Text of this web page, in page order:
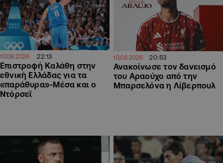
10.08.2026 22:13
Επιστροφή Καλάθη στην
εθνική Ελλάδας για τα
«παράθυρα»-Μέσα και ο
Ντόρσεϊ
10.08.2026 20:53
Ανακοίνωσε τον δανεισμό
του Αραούχο από την
Μπαρσελόνα η Λίβερπουλ